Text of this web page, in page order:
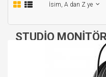
STUDIO
İsim, A dan Z ye